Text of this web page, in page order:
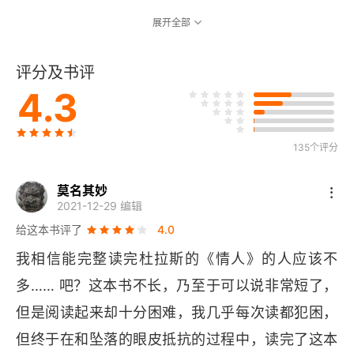
展开全部
评分及书评
4.3
135个评分
莫名其妙
2021-12-29 编辑
给这本书评了
4.0
我相信能完整读完杜拉斯的《情人》的人应该不
多…… 吧？这本书不长，乃至于可以说非常短了，
但是阅读起来却十分困难，我几乎每次读都犯困，
但终于在和坠落的眼皮抵抗的过程中，读完了这本